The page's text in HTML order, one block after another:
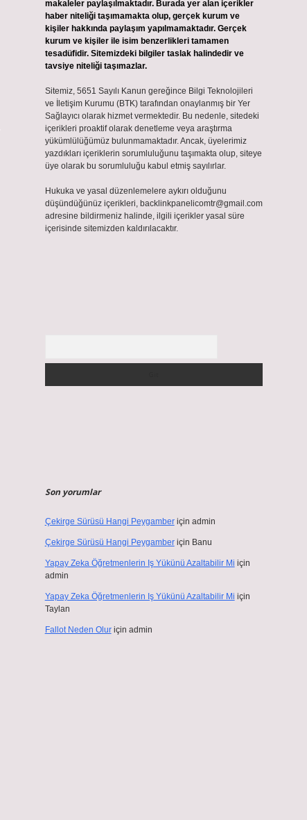
makaleler paylaşılmaktadır. Burada yer alan içerikler
haber niteliği taşımamakta olup, gerçek kurum ve
kişiler hakkında paylaşım yapılmamaktadır. Gerçek
kurum ve kişiler ile isim benzerlikleri tamamen
tesadüfidir. Sitemizdeki bilgiler taslak halindedir ve
tavsiye niteliği taşımazlar.
Sitemiz, 5651 Sayılı Kanun gereğince Bilgi Teknolojileri
ve İletişim Kurumu (BTK) tarafından onaylanmış bir Yer
Sağlayıcı olarak hizmet vermektedir. Bu nedenle, sitedeki
içerikleri proaktif olarak denetleme veya araştırma
yükümlülüğümüz bulunmamaktadır. Ancak, üyelerimiz
yazdıkları içeriklerin sorumluluğunu taşımakta olup, siteye
üye olarak bu sorumluluğu kabul etmiş sayılırlar.
Hukuka ve yasal düzenlemelere aykırı olduğunu
düşündüğünüz içerikleri, backlinkpanelicomtr@gmail.com
adresine bildirmeniz halinde, ilgili içerikler yasal süre
içerisinde sitemizden kaldırılacaktır.
Son yorumlar
Çekirge Sürüsü Hangi Peygamberiçin admin
Çekirge Sürüsü Hangi Peygamberiçin Banu
Yapay Zeka Öğretmenlerin Iş Yükünü Azaltabilir Mi için
admin
Yapay Zeka Öğretmenlerin Iş Yükünü Azaltabilir Mi için
Taylan
Fallot Neden Oluriçin admin